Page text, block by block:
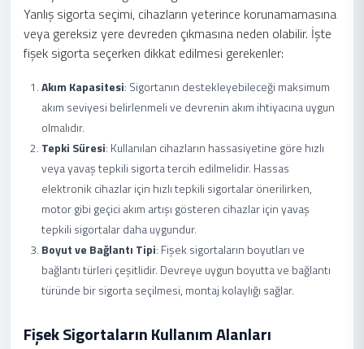
Yanlış sigorta seçimi, cihazların yeterince korunamamasına
veya gereksiz yere devreden çıkmasına neden olabilir. İşte
fişek sigorta seçerken dikkat edilmesi gerekenler:
Akım Kapasitesi: Sigortanın destekleyebileceği maksimum
akım seviyesi belirlenmeli ve devrenin akım ihtiyacına uygun
olmalıdır.
Tepki Süresi: Kullanılan cihazların hassasiyetine göre hızlı
veya yavaş tepkili sigorta tercih edilmelidir. Hassas
elektronik cihazlar için hızlı tepkili sigortalar önerilirken,
motor gibi geçici akım artışı gösteren cihazlar için yavaş
tepkili sigortalar daha uygundur.
Boyut ve Bağlantı Tipi: Fişek sigortaların boyutları ve
bağlantı türleri çeşitlidir. Devreye uygun boyutta ve bağlantı
türünde bir sigorta seçilmesi, montaj kolaylığı sağlar.
Fişek Sigortaların Kullanım Alanları